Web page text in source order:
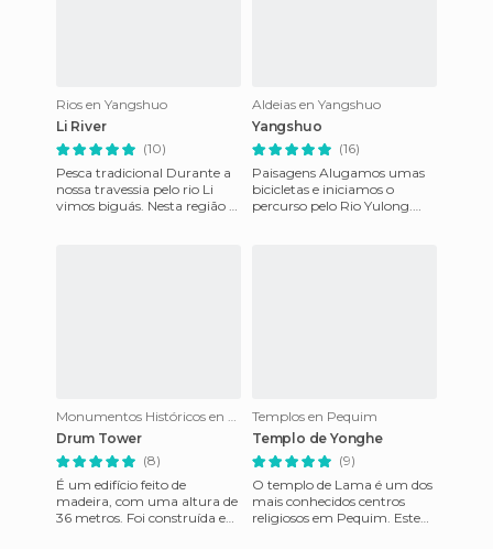
Rios en Yangshuo
Li River
(10)
Pesca tradicional Durante a
nossa travessia pelo rio Li
vimos biguás. Nesta região é
Aldeias en Yangshuo
Yangshuo
(16)
Paisagens Alugamos umas
bicicletas e iniciamos o
percurso pelo Rio Yulong.
Monumentos Históricos en Xian
Drum Tower
(8)
É um edifício feito de
madeira, com uma altura de
36 metros. Foi construída em
Templos en Pequim
Templo de Yonghe
(9)
O templo de Lama é um dos
mais conhecidos centros
religiosos em Pequim. Este